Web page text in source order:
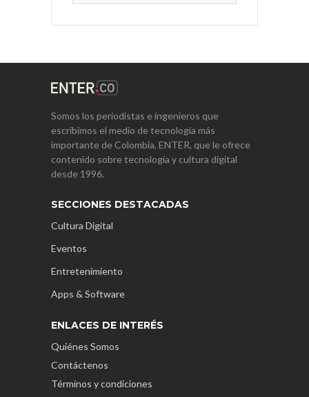
Somos los periodistas e ingenieros que
escribimos el medio de tecnología más
importante de Colombia, ENTER, que le ofrece
contenido sobre tecnología y cultura digital
desde 1996.
SECCIONES DESTACADAS
Cultura Digital
Eventos
Entretenimiento
Apps & Software
ENLACES DE INTERÉS
Quiénes Somos
Contáctenos
Términos y condiciones